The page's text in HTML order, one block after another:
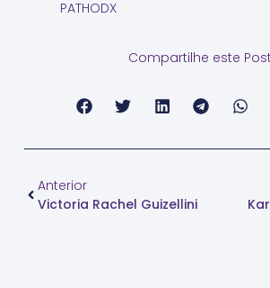
PATHODX
Compartilhe este
Anterior
Victoria Rachel Guizellini